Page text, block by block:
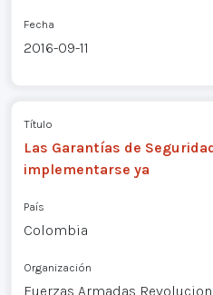
Fecha
2016-09-11
Título
Las Garantías de
implementarse ya
País
Colombia
Organización
Fuerzas Armadas